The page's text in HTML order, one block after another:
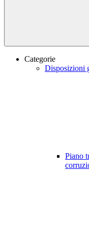
Categorie
Disposizioni
Piano